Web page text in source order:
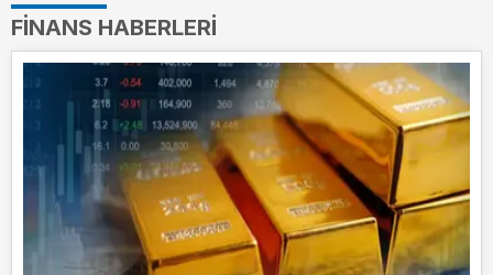
FINANS HABERLERI